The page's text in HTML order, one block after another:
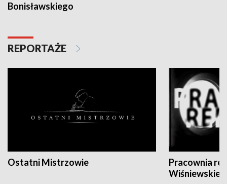
Bonisławskiego
REPORTAŻE
Ostatni Mistrzowie
Pracownia